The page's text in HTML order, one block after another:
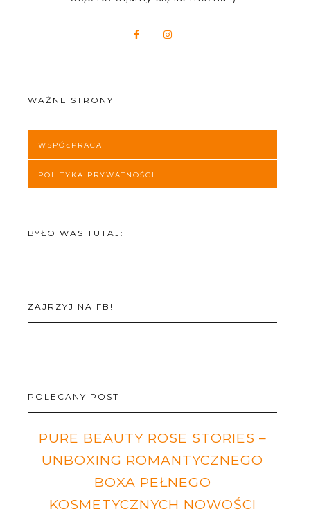
WAŻNE STRONY
WSPÓŁPRACA
POLITYKA PRYWATNOŚCI
BYŁO WAS TUTAJ:
ZAJRZYJ NA FB!
POLECANY POST
PURE BEAUTY ROSE STORIES –
UNBOXING ROMANTYCZNEGO
BOXA PEŁNEGO
KOSMETYCZNYCH NOWOŚCI